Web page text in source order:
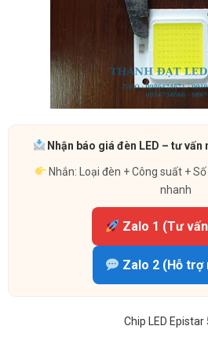
Nhận báo giá đèn LED – tư
Nhắn: Loại đèn + Công suất +
nhanh
Zalo 1 (Tư
Zalo 2 (Hỗ trợ
Chip LED Epistar